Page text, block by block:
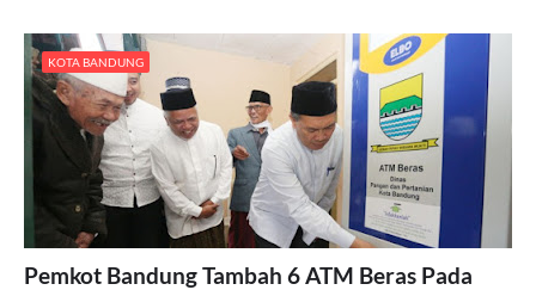
KOTA BANDUNG
Pemkot Bandung Tambah 6 ATM Beras Pada